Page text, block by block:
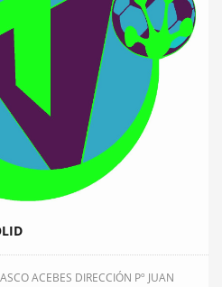
ACEBES DIRECCIÓN Pº JUAN